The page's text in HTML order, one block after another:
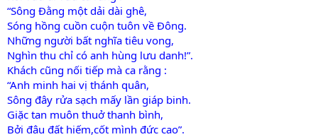
“Sông Đằng một dải dài ghê,
Sóng hồng cuồn cuộn tuôn về Đông.
Những người bất nghĩa tiêu vong,
Nghìn thu chỉ có anh hùng lưu danh!”.
Khách cũng nối tiếp mà ca rằng :
“Anh minh hai vị thánh quân,
Sông đây rửa sạch mấy lần giáp binh.
Giặc tan muôn thuở thanh bình,
Bởi đâu đất hiếm,cốt mình đức cao”.